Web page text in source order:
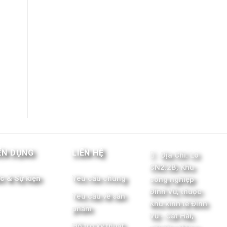
DỤNG
& Sự kiện
LIÊN HỆ
Yêu cầu chung
Yêu cầu về sản
phẩm
Địa Chỉ: Lô
CN2.2B, Khu
công nghiệp
Đình Vũ, thuộc
Khu kinh tế Đình
Vũ - Cát Hải,